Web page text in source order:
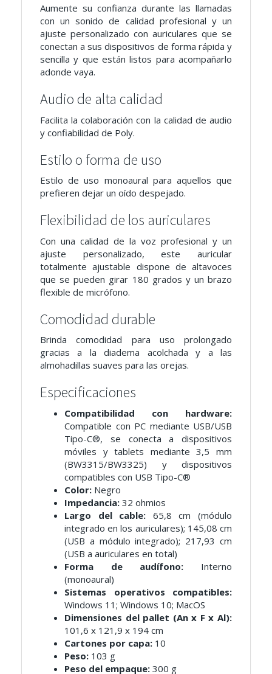
Aumente su confianza durante las llamadas
con un sonido de calidad profesional y un
ajuste personalizado con auriculares que se
conectan a sus dispositivos de forma rápida y
sencilla y que están listos para acompañarlo
adonde vaya.
Audio de alta calidad
Facilita la colaboración con la calidad de audio
y confiabilidad de Poly.
Estilo o forma de uso
Estilo de uso monoaural para aquellos que
prefieren dejar un oído despejado.
Flexibilidad de los auriculares
Con una calidad de la voz profesional y un
ajuste personalizado, este auricular
totalmente ajustable dispone de altavoces
que se pueden girar 180 grados y un brazo
flexible de micrófono.
Comodidad durable
Brinda comodidad para uso prolongado
gracias a la diadema acolchada y a las
almohadillas suaves para las orejas.
Especificaciones
Compatibilidad con hardware:
Compatible con PC mediante USB/USB
Tipo-C®, se conecta a dispositivos
móviles y tablets mediante 3,5 mm
(BW3315/BW3325) y dispositivos
compatibles con USB Tipo-C®
Color: Negro
Impedancia: 32 ohmios
Largo del cable: 65,8 cm (módulo
integrado en los auriculares); 145,08 cm
(USB a módulo integrado); 217,93 cm
(USB a auriculares en total)
Forma de audífono: Interno
(monoaural)
Sistemas operativos compatibles:
Windows 11; Windows 10; MacOS
Dimensiones del pallet (An x F x Al):
101,6 x 121,9 x 194 cm
Cartones por capa: 10
Peso: 103 g
Peso del empaque: 300 g